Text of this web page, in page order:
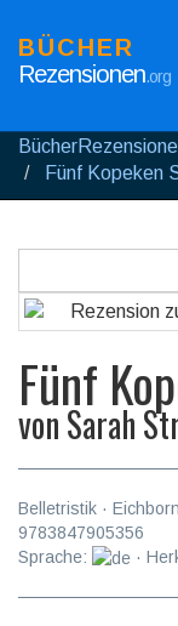
BÜCHER
Rezensionen.org
Fünf Kopeken
Fünf
vonSarah
Belletristik · Eichborn
9783847905356
Sprache:
·